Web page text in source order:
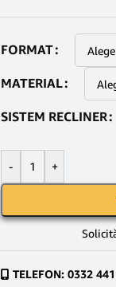
FORMAT
MATERIAL
SISTEM RECLINER
- +
TELEFON: 0332